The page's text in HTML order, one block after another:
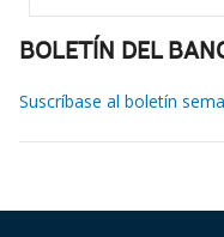
BOLETÍN DEL
Suscríbase al boletín